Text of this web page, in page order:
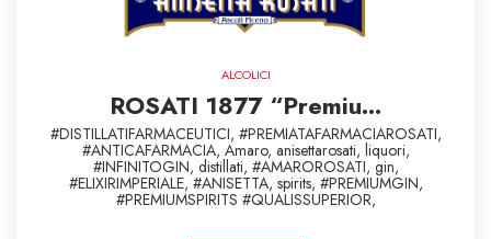
ALCOLICI
ROSATI 1877 “Premiu...
#DISTILLATIFARMACEUTICI, #PREMIATAFARMACIAROSATI,
#ANTICAFARMACIA, Amaro, anisettarosati, liquori,
#INFINITOGIN, distillati, #AMAROROSATI, gin,
#ELIXIRIMPERIALE, #ANISETTA, spirits, #PREMIUMGIN,
#PREMIUMSPIRITS #QUALISSUPERIOR,